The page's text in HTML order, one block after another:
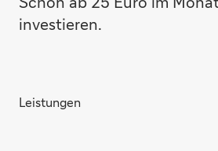
investieren.
Leistungen